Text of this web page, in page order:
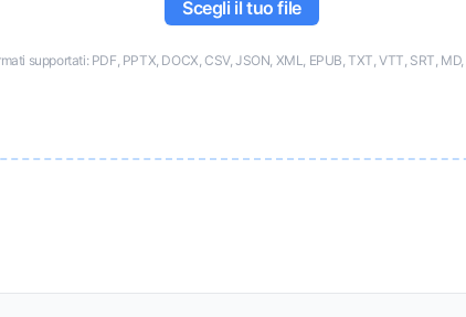
Scegli il tuo file
supportati: PDF, PPTX, DOCX, CSV, JSON, XML, EPUB, TXT, VTT, SRT,